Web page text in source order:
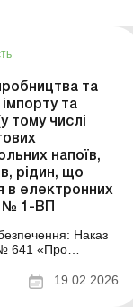
та
імпорту та
тому числі
напоїв,
рідин, що
в електронних
№ 1-ВП
Наказ
641 «Про
(в тому числі
України,
19.02.2026